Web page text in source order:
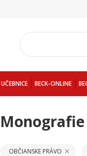
UČEBNICE BECK-ONLINE
Monografie
OBČIANSKE PRÁVO